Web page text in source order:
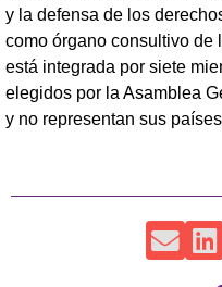
y la defensa de los
como órgano consultivo de
está integrada por siete
elegidos por la Asamblea
y no representan sus